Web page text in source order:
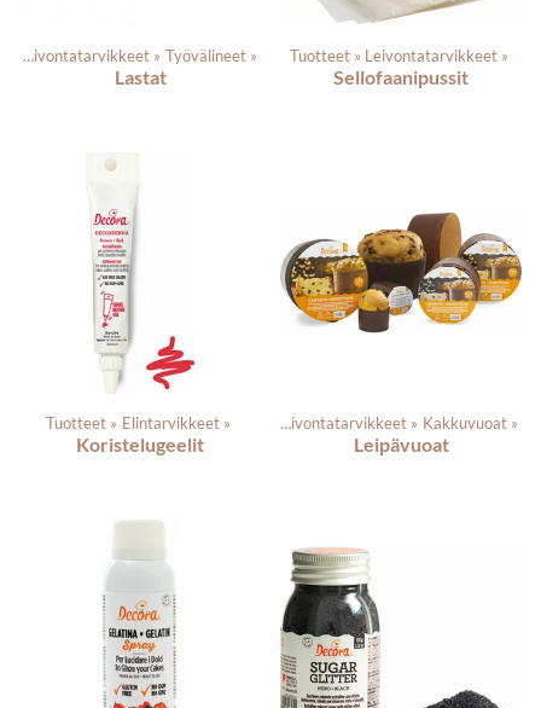
Leivontatarvikkeet ‪» Työvälineet ‪»
Lastat
Tuotteet ‪» Leivontatarvikkeet ‪»
Sellofaanipussit
Tuotteet ‪» Elintarvikkeet ‪»
Koristelugeelit
Tuotteet Leivontatarvikkeet ‪» Kakkuvuoat ‪»
Leipävuoat